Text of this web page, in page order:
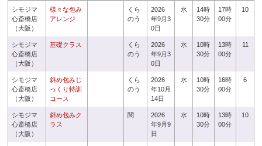
シモジマ
心斎橋店
（大阪）
様々な包み
アレンジ
くら
のう
2026
年9月3
0日
水
14時
30分
17時
00分
10
シモジマ
心斎橋店
（大阪）
基礎クラス
くら
のう
2026
年9月3
0日
水
10時
30分
13時
00分
11
シモジマ
心斎橋店
（大阪）
斜め包みじ
っくり特訓
コース
くら
のう
2026
年10月
14日
水
10時
30分
16時
00分
6
シモジマ
心斎橋店
（大阪）
斜め包みク
ラス
関
2026
年9月9
日
水
10時
30分
13時
00分
10